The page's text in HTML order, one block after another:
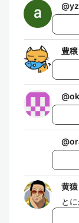
@
豊穣
@
@
黄猿
と